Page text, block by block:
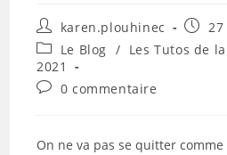
Auteur/autrice
de
la
publication :
karen.plouhinec
27
Post
category:
Le Blog / Les Tutos de
2021
Commentaires
publication :
0 commentaire
On ne va pas se quitter comme